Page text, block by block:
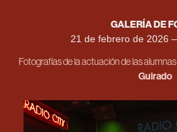
GALERÍA DE
21 de febrero de 2026
Fotografías de la actuación de las alumnas
Guirado